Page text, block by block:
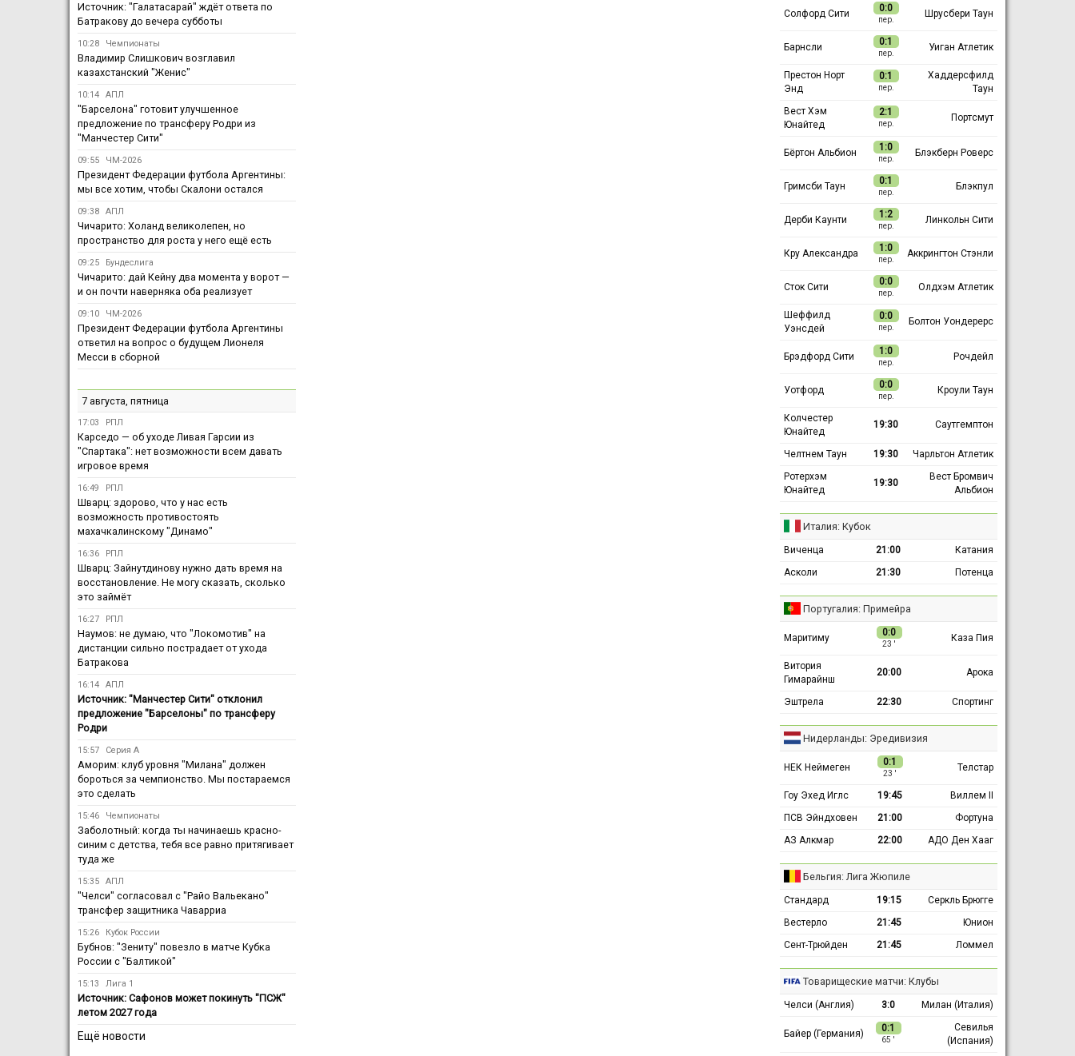
Источник: "Галатасарай" ждёт ответа по
Батракову до вечера субботы
10:28 Чемпионаты
Владимир Слишкович возглавил
казахстанский "Женис"
10:14 АПЛ
"Барселона" готовит улучшенное
предложение по трансферу Родри из
"Манчестер Сити"
09:55 ЧМ-2026
Президент Федерации футбола Аргентины:
мы все хотим, чтобы Скалони остался
09:38 АПЛ
Чичарито: Холанд великолепен, но
пространство для роста у него ещё есть
09:25 Бундеслига
Чичарито: дай Кейну два момента у ворот —
и он почти наверняка оба реализует
09:10 ЧМ-2026
Президент Федерации футбола Аргентины
ответил на вопрос о будущем Лионеля
Месси в сборной
7 августа, пятница
17:03 РПЛ
Карседо — об уходе Ливая Гарсии из
"Спартака": нет возможности всем давать
игровое время
16:49 РПЛ
Шварц: здорово, что у нас есть
возможность противостоять
махачкалинскому "Динамо"
16:36 РПЛ
Шварц: Зайнутдинову нужно дать время на
восстановление. Не могу сказать, сколько
это займёт
16:27 РПЛ
Наумов: не думаю, что "Локомотив" на
дистанции сильно пострадает от ухода
Батракова
16:14 АПЛ
Источник: "Манчестер Сити" отклонил
предложение "Барселоны" по трансферу
Родри
15:57 Серия А
Аморим: клуб уровня "Милана" должен
бороться за чемпионство. Мы постараемся
это сделать
15:46 Чемпионаты
Заболотный: когда ты начинаешь красно-
синим с детства, тебя все равно притягивает
туда же
15:35 АПЛ
"Челси" согласовал с "Райо Вальекано"
трансфер защитника Чаварриа
15:26 Кубок России
Бубнов: "Зениту" повезло в матче Кубка
России с "Балтикой"
15:13 Лига 1
Источник: Сафонов может покинуть "ПСЖ"
летом 2027 года
Ещё новости
Солфорд Сити 0:0
пер.
Шрусбери Таун
Барнсли 0:1
пер.
Уиган Атлетик
Престон Норт
Энд
0:1
пер.
Хаддерсфилд
Таун
Вест Хэм
Юнайтед
2:1
пер.
Портсмут
Бёртон Альбион 1:0
пер.
Блэкберн Роверс
Гримсби Таун 0:1
пер.
Блэкпул
Дерби Каунти 1:2
пер.
Линкольн Сити
Кру Александра 1:0
пер.
Аккрингтон Стэнли
Сток Сити 0:0
пер.
Олдхэм Атлетик
Шеффилд
Уэнсдей
0:0
пер.
Болтон Уондерерс
Брэдфорд Сити 1:0
пер.
Рочдейл
Уотфорд 0:0
пер.
Кроули Таун
Колчестер
Юнайтед
19:30 Саутгемптон
Челтнем Таун 19:30
Чарльтон Атлетик
Ротерхэм
Юнайтед
19:30
Вест Бромвич
Альбион
Италия: Кубок
Виченца 21:00
Катания
Асколи
21:30 Потенца
Португалия: Примейра
Маритиму 0:0
23 ′
Каза Пия
Витория
Гимарайнш
20:00 Арока
Эштрела 22:30 Спортинг
Нидерланды: Эредивизия
НЕК Неймеген 0:1
23 ′
Телстар
Гоу Эхед Иглс 19:45
Виллем II
ПСВ Эйндховен
21:00
Фортуна
АЗ Алкмар
22:00 АДО Ден Хааг
Бельгия: Лига Жюпиле
Стандард 19:15
Серкль Брюгге
Вестерло
21:45
Юнион
Сент-Трюйден
21:45 Ломмел
Товарищеские матчи: Клубы
Челси (Англия) 3:0 Милан (Италия)
Байер (Германия) 0:1
65 ′
Севилья
(Испания)